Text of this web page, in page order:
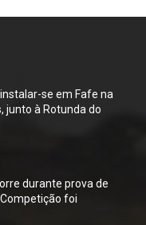
se em Fafe na
junto à Rotunda do
durante prova de
foi